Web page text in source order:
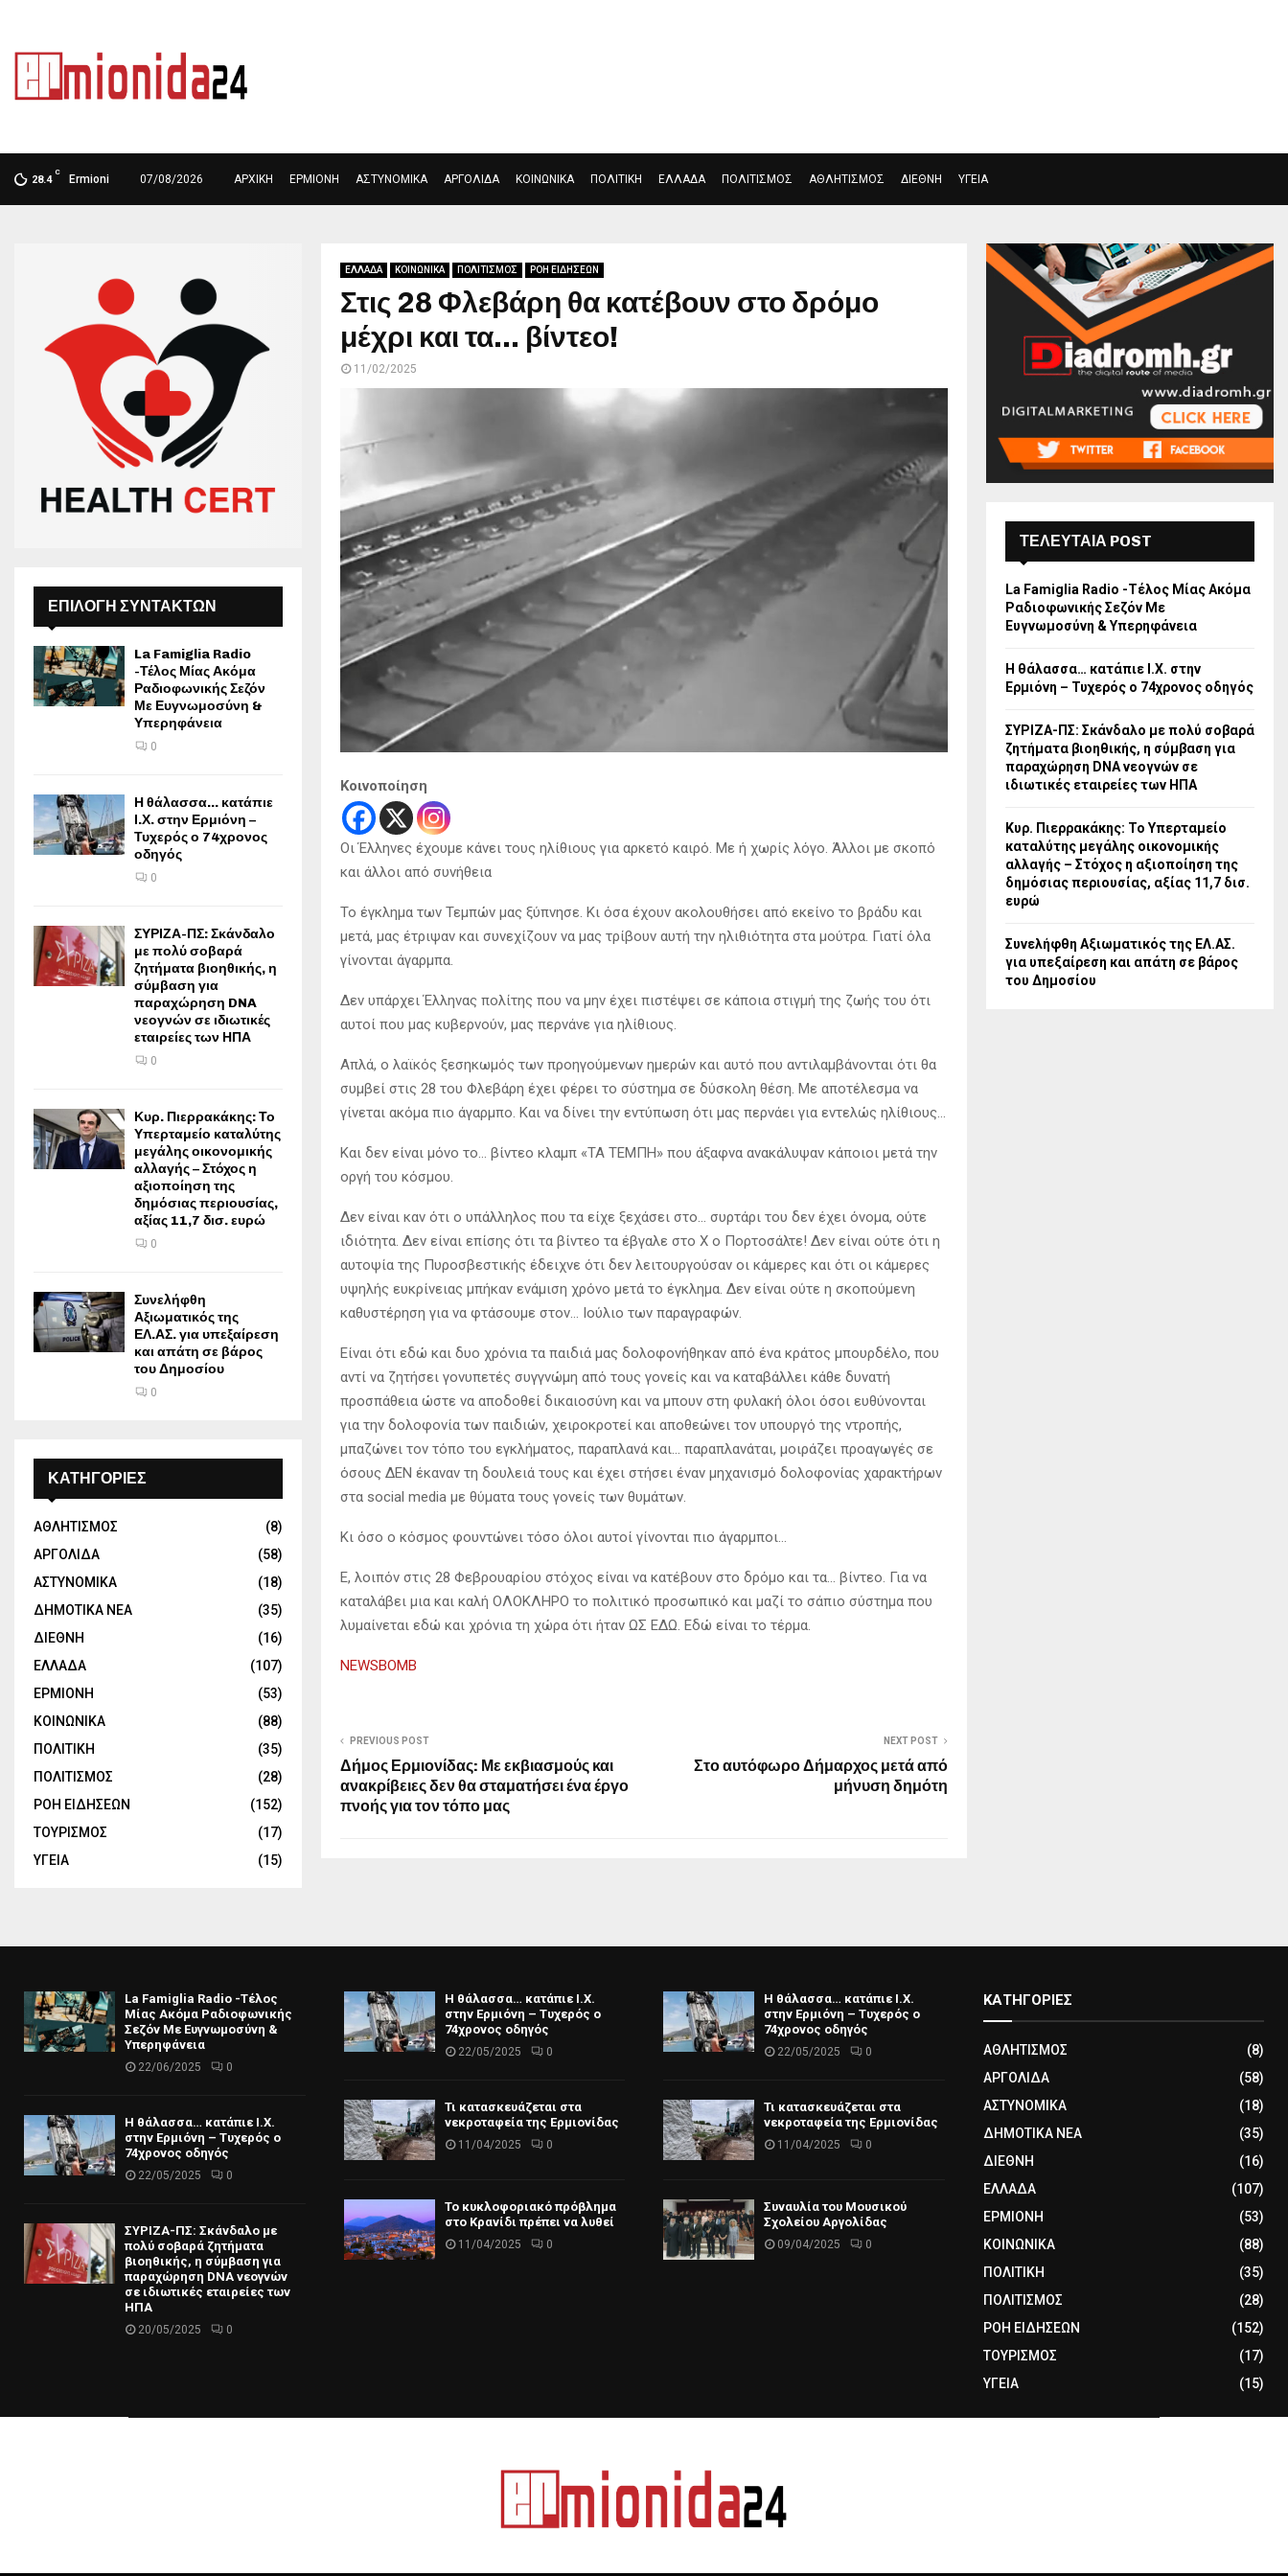
28.4
C
Ermioni 07/08/2026 ΑΡΧΙΚΗ ΕΡΜΙΟΝΗ ΑΣΤΥΝΟΜΙΚΑ ΑΡΓΟΛΙΔΑ ΚΟΙΝΩΝΙΚΑ ΠΟΛΙΤΙΚΗ ΕΛΛΑΔΑ ΠΟΛΙΤΙΣΜΟΣ ΑΘΛΗΤΙΣΜΟΣ ΔΙΕΘΝΗ ΥΓΕΙΑ
ΕΛΛΑΔΑ ΚΟΙΝΩΝΙΚΑ ΠΟΛΙΤΙΣΜΟΣ ΡΟΗ ΕΙΔΗΣΕΩΝ
Στις 28 Φλεβάρη θα κατέβουν στο δρόμο
μέχρι και τα… βίντεο!
11/02/2025
Κοινοποίηση
Οι Έλληνες έχουμε κάνει τους ηλίθιους για αρκετό καιρό. Με ή χωρίς λόγο. Άλλοι με σκοπό
και άλλοι από συνήθεια
Το έγκλημα των Τεμπών μας ξύπνησε. Κι όσα έχουν ακολουθήσει από εκείνο το βράδυ και
μετά, μας έτριψαν και συνεχίζουν να μας τρίβουν αυτή την ηλιθιότητα στα μούτρα. Γιατί όλα
γίνονται άγαρμπα.
Δεν υπάρχει Έλληνας πολίτης που να μην έχει πιστέψει σε κάποια στιγμή της ζωής του ότι
αυτοί που μας κυβερνούν, μας περνάνε για ηλίθιους.
Απλά, ο λαϊκός ξεσηκωμός των προηγούμενων ημερών και αυτό που αντιλαμβάνονται ότι θα
συμβεί στις 28 του Φλεβάρη έχει φέρει το σύστημα σε δύσκολη θέση. Με αποτέλεσμα να
γίνεται ακόμα πιο άγαρμπο. Και να δίνει την εντύπωση ότι μας περνάει για εντελώς ηλίθιους…
Και δεν είναι μόνο το… βίντεο κλαμπ «ΤΑ ΤΕΜΠΗ» που άξαφνα ανακάλυψαν κάποιοι μετά την
οργή του κόσμου.
Δεν είναι καν ότι ο υπάλληλος που τα είχε ξεχάσει στο… συρτάρι του δεν έχει όνομα, ούτε
ιδιότητα. Δεν είναι επίσης ότι τα βίντεο τα έβγαλε στο X o Πορτοσάλτε! Δεν είναι ούτε ότι η
αυτοψία της Πυροσβεστικής έδειχνε ότι δεν λειτουργούσαν οι κάμερες και ότι οι κάμερες
υψηλής ευκρίνειας μπήκαν ενάμιση χρόνο μετά το έγκλημα. Δεν είναι ούτε η σκοπούμενη
καθυστέρηση για να φτάσουμε στον… Ιούλιο των παραγραφών.
Είναι ότι εδώ και δυο χρόνια τα παιδιά μας δολοφονήθηκαν από ένα κράτος μπουρδέλο, που
αντί να ζητήσει γονυπετές συγγνώμη από τους γονείς και να καταβάλλει κάθε δυνατή
προσπάθεια ώστε να αποδοθεί δικαιοσύνη και να μπουν στη φυλακή όλοι όσοι ευθύνονται
για την δολοφονία των παιδιών, χειροκροτεί και αποθεώνει τον υπουργό της ντροπής,
μπαζώνει τον τόπο του εγκλήματος, παραπλανά και… παραπλανάται, μοιράζει προαγωγές σε
όσους ΔΕΝ έκαναν τη δουλειά τους και έχει στήσει έναν μηχανισμό δολοφονίας χαρακτήρων
στα social media με θύματα τους γονείς των θυμάτων.
Κι όσο ο κόσμος φουντώνει τόσο όλοι αυτοί γίνονται πιο άγαρμποι…
Ε, λοιπόν στις 28 Φεβρουαρίου στόχος είναι να κατέβουν στο δρόμο και τα… βίντεο. Για να
καταλάβει μια και καλή ΟΛΟΚΛΗΡΟ το πολιτικό προσωπικό και μαζί το σάπιο σύστημα που
λυμαίνεται εδώ και χρόνια τη χώρα ότι ήταν ΩΣ ΕΔΩ. Εδώ είναι το τέρμα.
NEWSBOMB
PREVIOUS POST
Δήμος Ερμιονίδας: Με εκβιασμούς και
ανακρίβειες δεν θα σταματήσει ένα έργο
πνοής για τον τόπο μας
NEXT POST
Στο αυτόφωρο Δήμαρχος μετά από
μήνυση δημότη
ΕΠΙΛΟΓΗ ΣΥΝΤΑΚΤΩΝ
La Famiglia Radio
-Τέλος Μίας Ακόμα
Ραδιοφωνικής Σεζόν
Με Ευγνωμοσύνη &
Υπερηφάνεια
0
Η θάλασσα… κατάπιε
Ι.Χ. στην Ερμιόνη –
Τυχερός ο 74χρονος
οδηγός
0
ΣΥΡΙΖΑ-ΠΣ: Σκάνδαλο
με πολύ σοβαρά
ζητήματα βιοηθικής, η
σύμβαση για
παραχώρηση DNA
νεογνών σε ιδιωτικές
εταιρείες των ΗΠΑ
0
Κυρ. Πιερρακάκης: Το
Υπερταμείο καταλύτης
μεγάλης οικονομικής
αλλαγής – Στόχος η
αξιοποίηση της
δημόσιας περιουσίας,
αξίας 11,7 δισ. ευρώ
0
Συνελήφθη
Αξιωματικός της
ΕΛ.ΑΣ. για υπεξαίρεση
και απάτη σε βάρος
του Δημοσίου
0
ΚΑΤΗΓΟΡΙΕΣ
ΑΘΛΗΤΙΣΜΟΣ
(8)
ΑΡΓΟΛΙΔΑ
(58)
ΑΣΤΥΝΟΜΙΚΑ
(18)
ΔΗΜΟΤΙΚΑ ΝΕΑ
(35)
ΔΙΕΘΝΗ
(16)
ΕΛΛΑΔΑ
(107)
ΕΡΜΙΟΝΗ
(53)
ΚΟΙΝΩΝΙΚΑ
(88)
ΠΟΛΙΤΙΚΗ
(35)
ΠΟΛΙΤΙΣΜΟΣ
(28)
ΡΟΗ ΕΙΔΗΣΕΩΝ
(152)
ΤΟΥΡΙΣΜΟΣ
(17)
ΥΓΕΙΑ
(15)
ΤΕΛΕΥΤΑΙΑ POST
La Famiglia Radio -Τέλος Μίας Ακόμα
Ραδιοφωνικής Σεζόν Με
Ευγνωμοσύνη & Υπερηφάνεια
Η θάλασσα… κατάπιε Ι.Χ. στην
Ερμιόνη – Τυχερός ο 74χρονος οδηγός
ΣΥΡΙΖΑ-ΠΣ: Σκάνδαλο με πολύ σοβαρά
ζητήματα βιοηθικής, η σύμβαση για
παραχώρηση DNA νεογνών σε
ιδιωτικές εταιρείες των ΗΠΑ
Κυρ. Πιερρακάκης: Το Υπερταμείο
καταλύτης μεγάλης οικονομικής
αλλαγής – Στόχος η αξιοποίηση της
δημόσιας περιουσίας, αξίας 11,7 δισ.
ευρώ
Συνελήφθη Αξιωματικός της ΕΛ.ΑΣ.
για υπεξαίρεση και απάτη σε βάρος
του Δημοσίου
La Famiglia Radio -Τέλος
Μίας Ακόμα Ραδιοφωνικής
Σεζόν Με Ευγνωμοσύνη &
Υπερηφάνεια
22/06/2025 0
Η θάλασσα… κατάπιε Ι.Χ.
στην Ερμιόνη – Τυχερός ο
74χρονος οδηγός
22/05/2025 0
ΣΥΡΙΖΑ-ΠΣ: Σκάνδαλο με
πολύ σοβαρά ζητήματα
βιοηθικής, η σύμβαση για
παραχώρηση DNA νεογνών
σε ιδιωτικές εταιρείες των
ΗΠΑ
20/05/2025 0
Η θάλασσα… κατάπιε Ι.Χ.
στην Ερμιόνη – Τυχερός ο
74χρονος οδηγός
22/05/2025 0
Τι κατασκευάζεται στα
νεκροταφεία της Ερμιονίδας
11/04/2025 0
Το κυκλοφοριακό πρόβλημα
στο Κρανίδι πρέπει να λυθεί
11/04/2025 0
Η θάλασσα… κατάπιε Ι.Χ.
στην Ερμιόνη – Τυχερός ο
74χρονος οδηγός
22/05/2025 0
Τι κατασκευάζεται στα
νεκροταφεία της Ερμιονίδας
11/04/2025 0
Συναυλία του Μουσικού
Σχολείου Αργολίδας
09/04/2025 0
ΚΑΤΗΓΟΡΙΕΣ
ΑΘΛΗΤΙΣΜΟΣ
(8)
ΑΡΓΟΛΙΔΑ
(58)
ΑΣΤΥΝΟΜΙΚΑ
(18)
ΔΗΜΟΤΙΚΑ ΝΕΑ
(35)
ΔΙΕΘΝΗ
(16)
ΕΛΛΑΔΑ
(107)
ΕΡΜΙΟΝΗ
(53)
ΚΟΙΝΩΝΙΚΑ
(88)
ΠΟΛΙΤΙΚΗ
(35)
ΠΟΛΙΤΙΣΜΟΣ
(28)
ΡΟΗ ΕΙΔΗΣΕΩΝ
(152)
ΤΟΥΡΙΣΜΟΣ
(17)
ΥΓΕΙΑ
(15)